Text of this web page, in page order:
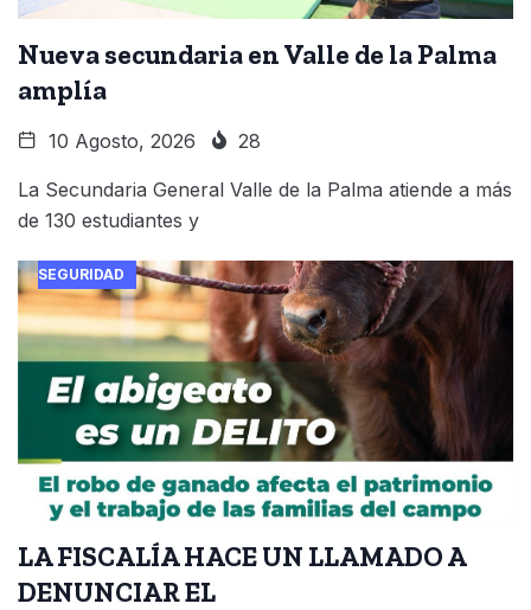
Nueva secundaria en Valle de la Palma
amplía
10 Agosto, 2026 28
La Secundaria General Valle de la Palma atiende a más
de 130 estudiantes y
SEGURIDAD
LA FISCALÍA HACE UN LLAMADO A
DENUNCIAR EL